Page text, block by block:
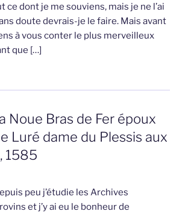
dont je me souviens, mais je ne l’ai
doute devrais-je le faire. Mais avant
à vous conter le plus merveilleux
que […]
Noue Bras de Fer époux
Luré dame du Plessis aux
1585
peu j’étudie les Archives
et j’y ai eu le bonheur de